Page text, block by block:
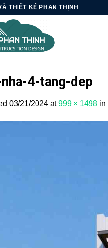
THIẾT KẾ PHAN THỊNH
4-tang-dep
03/21/2024 at999 × 1498 in